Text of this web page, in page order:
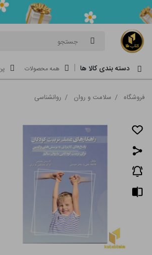
جستجو
دسته بندی کالا ها همه محصولات
فروشگاه / سلامت و روان / روانشناسی